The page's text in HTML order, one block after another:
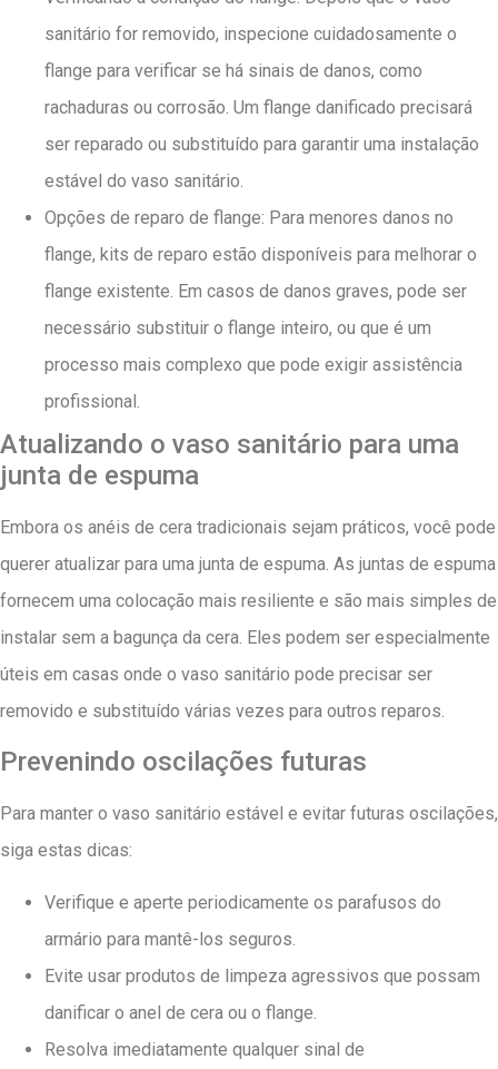
sanitário for removido, inspecione cuidadosamente o
flange para verificar se há sinais de danos, como
rachaduras ou corrosão. Um flange danificado precisará
ser reparado ou substituído para garantir uma instalação
estável do vaso sanitário.
Opções de reparo de flange: Para menores danos no
flange, kits de reparo estão disponíveis para melhorar o
flange existente. Em casos de danos graves, pode ser
necessário substituir o flange inteiro, ou que é um
processo mais complexo que pode exigir assistência
profissional.
Atualizando o vaso sanitário para uma
junta de espuma
Embora os anéis de cera tradicionais sejam práticos, você pode
querer atualizar para uma junta de espuma. As juntas de espuma
fornecem uma colocação mais resiliente e são mais simples de
instalar sem a bagunça da cera. Eles podem ser especialmente
úteis em casas onde o vaso sanitário pode precisar ser
removido e substituído várias vezes para outros reparos.
Prevenindo oscilações futuras
Para manter o vaso sanitário estável e evitar futuras oscilações,
siga estas dicas:
Verifique e aperte periodicamente os parafusos do
armário para mantê-los seguros.
Evite usar produtos de limpeza agressivos que possam
danificar o anel de cera ou o flange.
Resolva imediatamente qualquer sinal de